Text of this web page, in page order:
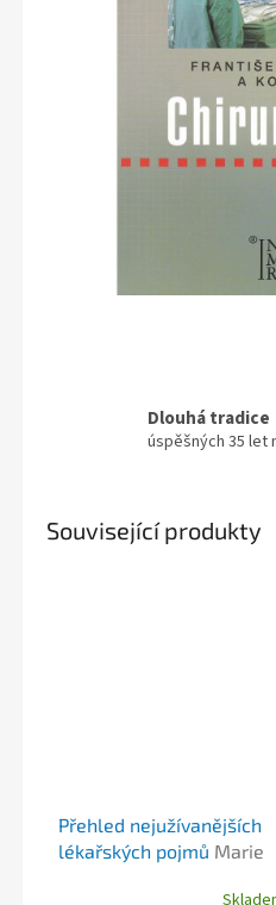
Dlouhá tradice
úspěšných 35 let
Související produkty
Přehled nejužívanějších
lékařských pojmů Marie